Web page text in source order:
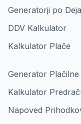
Generatorji po
DDV Kalkulator
Kalkulator Plače
Generator Plačilne
Kalkulator
Napoved